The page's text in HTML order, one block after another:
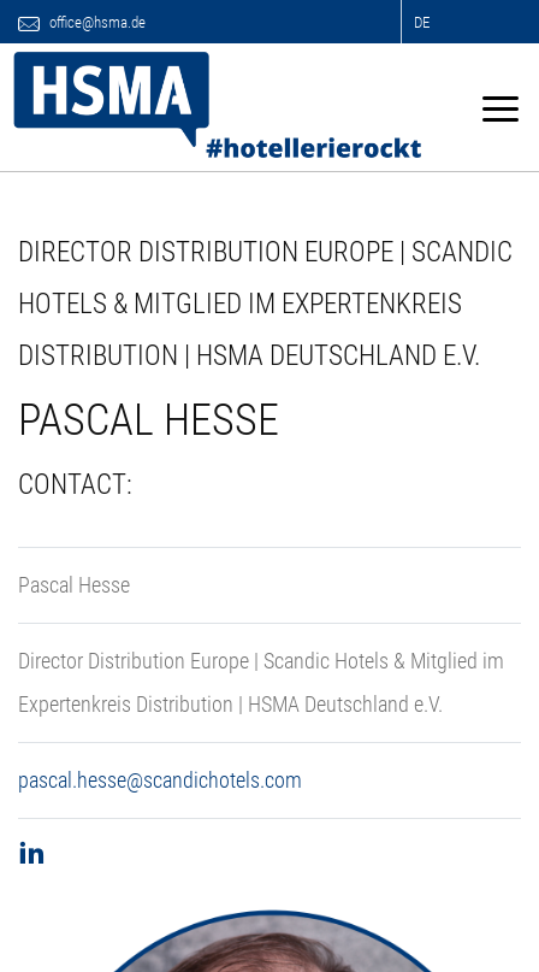
office@hsma.de DE
DIRECTOR DISTRIBUTION EUROPE | SCANDIC
HOTELS & MITGLIED IM EXPERTENKREIS
DISTRIBUTION | HSMA DEUTSCHLAND E.V.
PASCAL HESSE
CONTACT:
Pascal Hesse
Director Distribution Europe | Scandic Hotels & Mitglied im
Expertenkreis Distribution | HSMA Deutschland e.V.
pascal.hesse@scandichotels.com